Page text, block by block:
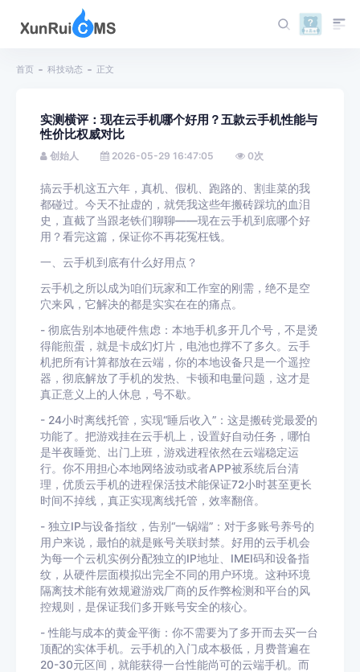
首页 科技动态 正文
实测横评：现在云手机哪个好用？五款云手机性能与
性价比权威对比
创始人 2026-05-29 16:47:05 0次
搞云手机这五六年，真机、假机、跑路的、割韭菜的我
都碰过。今天不扯虚的，就凭我这些年搬砖踩坑的血泪
史，直截了当跟老铁们聊聊——现在云手机到底哪个好
用？看完这篇，保证你不再花冤枉钱。
一、云手机到底有什么好用点？
云手机之所以成为咱们玩家和工作室的刚需，绝不是空
穴来风，它解决的都是实实在在的痛点。
- 彻底告别本地硬件焦虑：本地手机多开几个号，不是烫
得能煎蛋，就是卡成幻灯片，电池也撑不了多久。云手
机把所有计算都放在云端，你的本地设备只是一个遥控
器，彻底解放了手机的发热、卡顿和电量问题，这才是
真正意义上的人休息，号不歇。
- 24小时离线托管，实现“睡后收入”：这是搬砖党最爱的
功能了。把游戏挂在云手机上，设置好自动任务，哪怕
是半夜睡觉、出门上班，游戏进程依然在云端稳定运
行。你不用担心本地网络波动或者APP被系统后台清
理，优质云手机的进程保活技术能保证72小时甚至更长
时间不掉线，真正实现离线托管，效率翻倍。
- 独立IP与设备指纹，告别“一锅端”：对于多账号养号的
用户来说，最怕的就是账号关联封禁。好用的云手机会
为每一个云机实例分配独立的IP地址、IMEI码和设备指
纹，从硬件层面模拟出完全不同的用户环境。这种环境
隔离技术能有效规避游戏厂商的反作弊检测和平台的风
控规则，是保证我们多开账号安全的核心。
- 性能与成本的黄金平衡：你不需要为了多开而去买一台
顶配的实体手机。云手机的入门成本极低，月费普遍在
20-30元区间，就能获得一台性能尚可的云端手机。而